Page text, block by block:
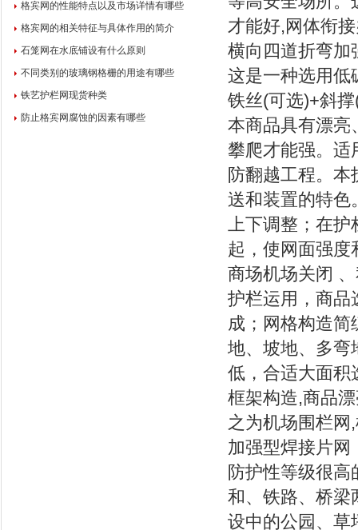
才能好,网体衔
横向四道折弯加
这是一种选用低
铁丝(可选)+斜
本商品具有漂亮
攀爬才能强。适
防翻越工程。
送和装置的特色
上下调整；在护
起，使网面强度
商场机场关闭
护栏运用，商品
成；网格构造简
地、坡地、多弯
低，合适大面积
框架构造,商品
之为机场围栏网
加强型焊接片网
防护性等级很
和、铁路、桥梁
设中的公园、草
格宾网的性能特点以及市场详情有哪些
格宾网的相关特征与具体作用的简介
石笼网在水底铺设有什么原则
不同类别的玻璃钢格栅的用途有哪些
铁艺护栏网现货种类
防止格宾网腐蚀的因素有哪些